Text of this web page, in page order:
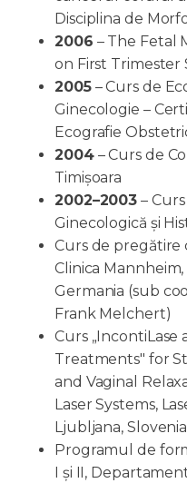
Disciplina de
2006 – The Fetal
on First Trimester
2005– Curs de
Ginecologie –
Ecografie
2004– Curs de
Timișoara
2002–2003 –
Ginecologică și
Curs de pregătire
Clinica
Germania (sub
Frank Melchert)
Curs
Treatments" for
and Vaginal
Laser Systems,
Ljubljana, Slovenia
Programul de
I și II,